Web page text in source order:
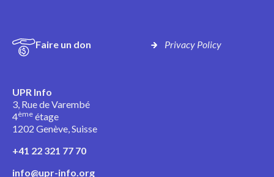
Faire un don Privacy Policy
UPR Info
3, Rue de Varembé
4ème étage
1202 Genève, Suisse
+41 22 321 77 70
info@upr-info.org